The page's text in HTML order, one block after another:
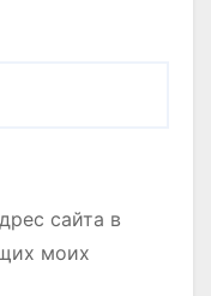
сайта в
моих